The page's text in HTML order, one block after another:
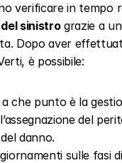
verificare in tempo
sinistro grazie a
Dopo aver
è possibile:
che punto è la
del
danno.
sulle fasi